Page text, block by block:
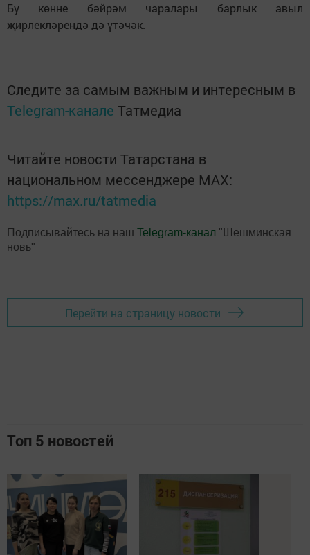
Бу көнне бәйрәм чаралары барлык авыл
җирлекләрендә дә үтәчәк.
Следите за самым важным и интересным в
Telegram-канале Татмедиа
Читайте новости Татарстана в
национальном мессенджере MАХ:
https://max.ru/tatmedia
Подписывайтесь на наш Telegram-канал "Шешминская
новь"
Перейти на страницу новости
Топ 5 новостей